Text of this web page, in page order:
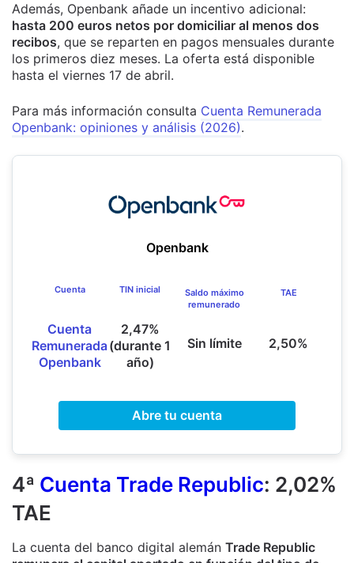
Además, Openbank añade un incentivo adicional:
hasta 200 euros netos por domiciliar al menos dos
recibos, que se reparten en pagos mensuales durante
los primeros diez meses. La oferta está disponible
hasta el viernes 17 de abril.
Para más información consulta Cuenta Remunerada
Openbank: opiniones y análisis (2026).
Openbank
Cuenta
Cuenta
Remunerada
Openbank
TIN inicial
2,47%
(durante 1
año)
Saldo máximo
remunerado
Sin límite
TAE
2,50%
Abre tu cuenta
4ª Cuenta Trade Republic: 2,02%
TAE
La cuenta del banco digital alemán Trade Republic